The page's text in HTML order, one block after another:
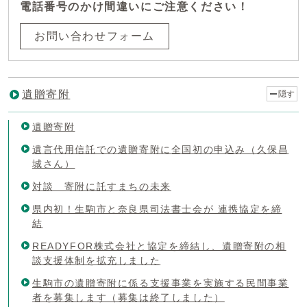
電話番号のかけ間違いにご注意ください！
お問い合わせフォーム
遺贈寄附 隠す
遺贈寄附
遺言代用信託での遺贈寄附に全国初の申込み（久保昌
城さん）
対談 寄附に託すまちの未来
県内初！生駒市と奈良県司法書士会が 連携協定を締
結
READYFOR株式会社と協定を締結し、遺贈寄附の相
談支援体制を拡充しました
生駒市の遺贈寄附に係る支援事業を実施する民間事業
者を募集します（募集は終了しました）